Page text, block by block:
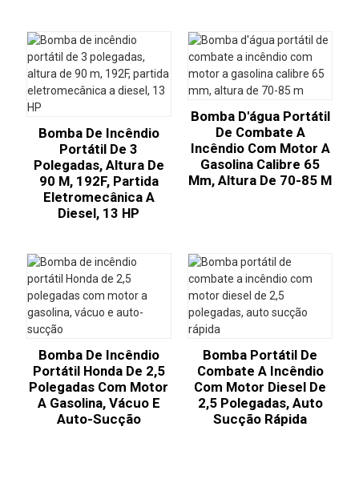
Bomba De Incêndio
Portátil De 3
Polegadas, Altura De
90 M, 192F, Partida
Eletromecânica A
Diesel, 13 HP
Bomba D'água Portátil
De Combate A
Incêndio Com Motor A
Gasolina Calibre 65
Mm, Altura De 70-85 M
Bomba De Incêndio
Portátil Honda De 2,5
Polegadas Com Motor
A Gasolina, Vácuo E
Auto-Sucção
Bomba Portátil De
Combate A Incêndio
Com Motor Diesel De
2,5 Polegadas, Auto
Sucção Rápida